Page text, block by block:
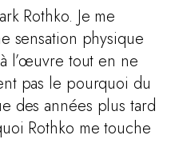
Rothko. Je me
sensation physique
l’œuvre tout en ne
pas le pourquoi du
des années plus tard
Rothko me touche